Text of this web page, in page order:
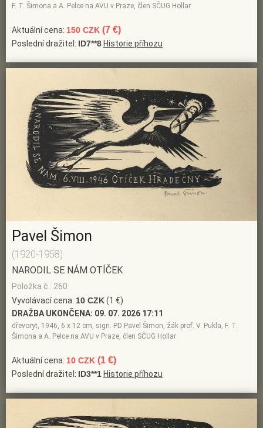
F. T. Šimona a A. Pelce na AVU v Praze, člen SČUG Hollar
Aktuální cena: 150 CZK (7 €)
Poslední dražitel: ID7**8 Historie příhozu
Pavel Šimon
(1920-1958)
NARODIL SE NÁM OTÍČEK
Položka č.: 260
Vyvolávací cena: 10 CZK(1 €)
DRAŽBA UKONČENA: 09. 07. 2026 17:11
dřevoryt, 1946, 6 x 12 cm, sign. PD Pavel Šimon, žák prof. V. Pukla, F. T.
Šimona a A. Pelce na AVU v Praze, člen SČUG Hollar
Aktuální cena: 10 CZK (1 €)
Poslední dražitel: ID3**1 Historie příhozu